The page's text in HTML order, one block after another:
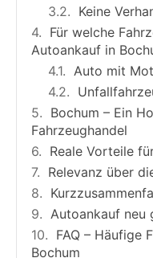
Keine
Für welche
Autoankauf in
Auto mit
Bochum – Ein
Fahrzeughandel
Reale Vorteile
Relevanz über
Autoankauf neu
FAQ – Häufige
Bochum